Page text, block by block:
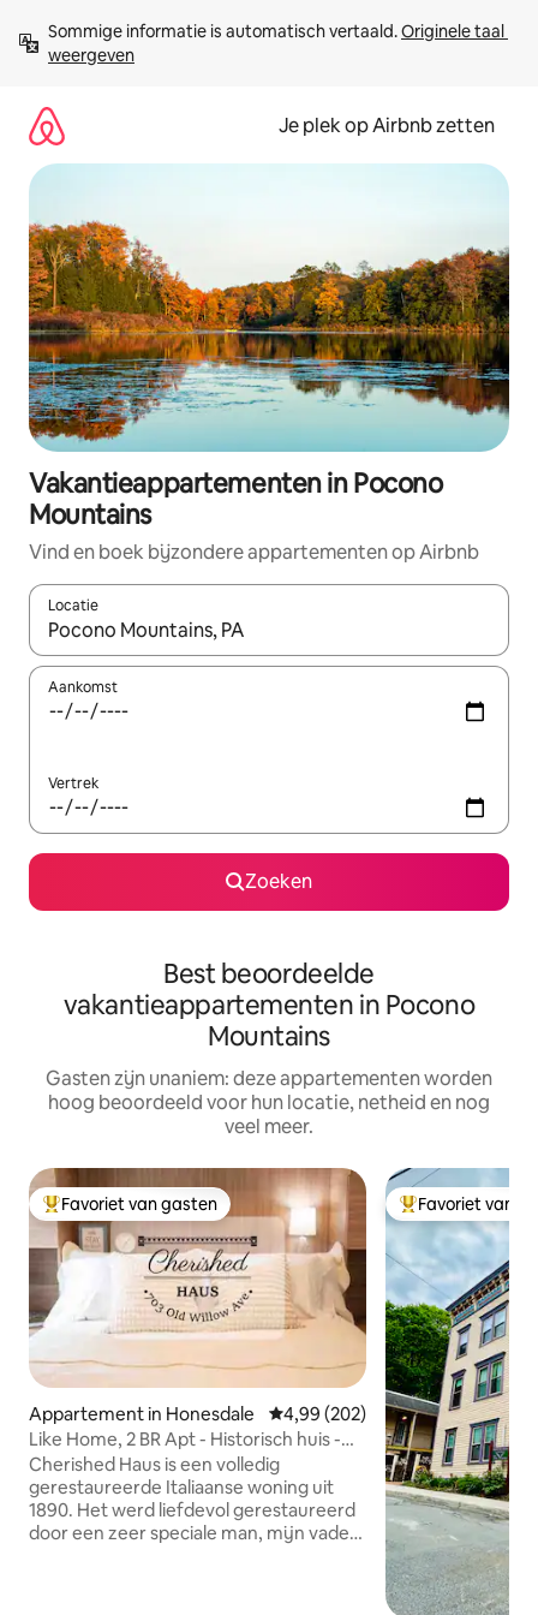
direct
naar
Sommige informatie is automatisch vertaald. Originele taal
weergeven
Je plek op Airbnb zetten
Vakantieappartementen in Pocono
Mountains
Vind en boek bijzondere appartementen op Airbnb
Locatie
Wanneer er resultaten beschikbaar zijn, maak je een keuze
Aankomst
Vertrek
Zoeken
Best beoordeelde
vakantieappartementen in Pocono
Mountains
Gasten zijn unaniem: deze appartementen worden
hoog beoordeeld voor hun locatie, netheid en nog
veel meer.
Topfavoriet van gasten
Favoriet van gasten
Appartement in Honesdale Gemiddelde beoordeling van
4,99 (202)
Like Home, 2 BR Apt - Historisch huis -
Honesdale, PA
Cherished Haus is een volledig
gerestaureerde Italiaanse woning uit
1890. Het werd liefdevol gerestaureerd
door een zeer speciale man, mijn vader.
Topfavoriet van
Favoriet van